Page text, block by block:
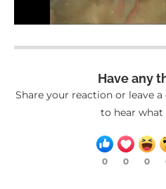
Have any
Share your reaction or leave
to hear
0 0 0